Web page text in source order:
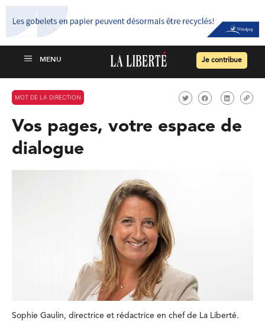
Je contribue
MOT DE LA DIRECTION
Vos pages, votre espace de
dialogue
Sophie Gaulin, directrice et rédactrice en chef de La Liberté.